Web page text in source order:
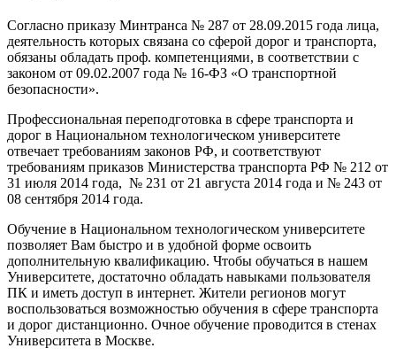
Согласно приказу Минтранса № 287 от 28.09.2015 года лица,
деятельность которых связана со сферой дорог и транспорта,
обязаны обладать проф. компетенциями, в соответствии с
законом от 09.02.2007 года № 16-ФЗ «О транспортной
безопасности».
Профессиональная переподготовка в сфере транспорта и
дорог в Национальном технологическом университете
отвечает требованиям законов РФ, и соответствуют
требованиям приказов Министерства транспорта РФ № 212 от
31 июля 2014 года, № 231 от 21 августа 2014 года и № 243 от
08 сентября 2014 года.
Обучение в Национальном технологическом университете
позволяет Вам быстро и в удобной форме освоить
дополнительную квалификацию. Чтобы обучаться в нашем
Университете, достаточно обладать навыками пользователя
ПК и иметь доступ в интернет. Жители регионов могут
воспользоваться возможностью обучения в сфере транспорта
и дорог дистанционно. Очное обучение проводится в стенах
Университета в Москве.